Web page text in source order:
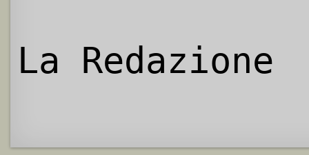
La Redazione